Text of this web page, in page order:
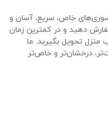
خاص، سریع، آسان و
دهید و در کمترین زمان
منزل تحویل بگیرید. ما
درخشان‌تر و خاص‌تر